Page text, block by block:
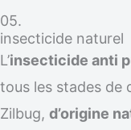
05.
insecticide naturel
L’insecticide anti
tous les stades de
Zilbug, d’origine